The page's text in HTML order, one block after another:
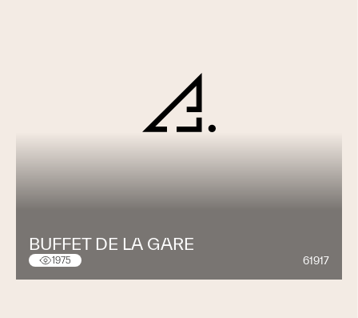
BUFFET DE LA GARE
1975 61917